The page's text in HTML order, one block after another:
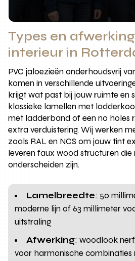
Types en
interieur in
PVC jaloezieën onderhoudsvrij
komen in verschillende
krijgt wat past bij jouw ruimte en
klassieke lamellen met
met ladderband of een no holes
extra verduistering. Wij werken
zoals RAL en NCS om jouw tint
leveren faux wood structuren die
onderscheiden zijn.
Lamelbreedte: 50
moderne lijn of 63 millimeter
uitstraling
Afwerking: woodlook
voor harmonische combinaties